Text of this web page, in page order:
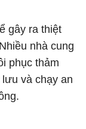
gây ra thiệt
nhà cung
phục thảm
và chạy an